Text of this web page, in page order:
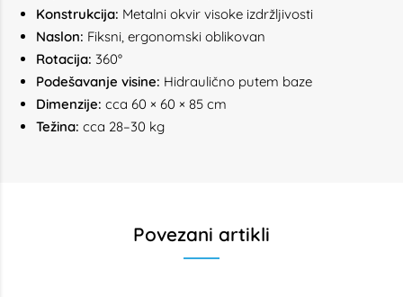
Konstrukcija: Metalni okvir visoke izdržljivosti
Naslon: Fiksni, ergonomski oblikovan
Rotacija: 360°
Podešavanje visine: Hidraulično putem baze
Dimenzije: cca 60 × 60 × 85 cm
Težina: cca 28–30 kg
Povezani artikli